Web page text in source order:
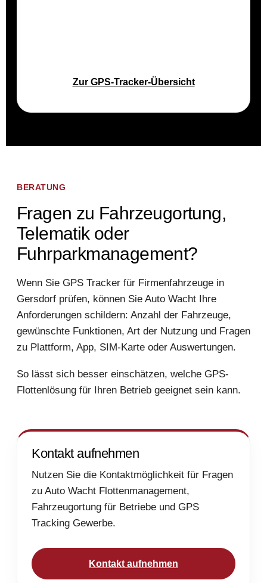
Zur GPS-Tracker-Übersicht
BERATUNG
Fragen zu Fahrzeugortung,
Telematik oder
Fuhrparkmanagement?
Wenn Sie GPS Tracker für Firmenfahrzeuge in
Gersdorf prüfen, können Sie Auto Wacht Ihre
Anforderungen schildern: Anzahl der Fahrzeuge,
gewünschte Funktionen, Art der Nutzung und Fragen
zu Plattform, App, SIM-Karte oder Auswertungen.
So lässt sich besser einschätzen, welche GPS-
Flottenlösung für Ihren Betrieb geeignet sein kann.
Kontakt aufnehmen
Nutzen Sie die Kontaktmöglichkeit für Fragen
zu Auto Wacht Flottenmanagement,
Fahrzeugortung für Betriebe und GPS
Tracking Gewerbe.
Kontakt aufnehmen